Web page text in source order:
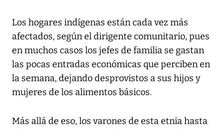
Los hogares indígenas están cada vez más
afectados, según el dirigente comunitario, pues
en muchos casos los jefes de familia se gastan
las pocas entradas económicas que perciben en
la semana, dejando desprovistos a sus hijos y
mujeres de los alimentos básicos.
Más allá de eso, los varones de esta etnia hasta